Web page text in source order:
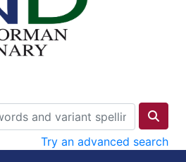
Try an advanced search